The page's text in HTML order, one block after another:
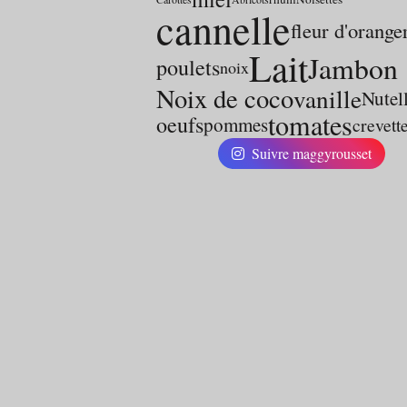
cannellefleur
pouletsnoixLaitJambon
Noix de cocovanille
oeufspommestomates
Suivre maggyrousset